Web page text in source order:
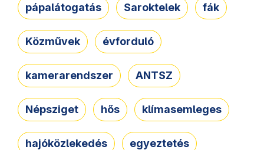
pápalátogatás Saroktelek fák
Közművek évforduló
kamerarendszer ANTSZ
Népsziget hős klímasemleges
hajóközlekedés egyeztetés